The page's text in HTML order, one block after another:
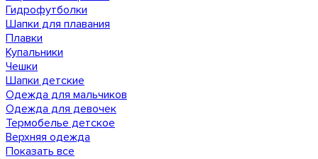
Гидрофутболки
Шапки для плавания
Плавки
Купальники
Чешки
Шапки детские
Одежда для мальчиков
Одежда для девочек
Термобелье детское
Верхняя одежда
Показать все